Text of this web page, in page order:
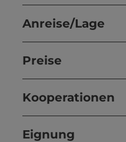
Anreise/Lage
Preise
Kooperationen
Eignung